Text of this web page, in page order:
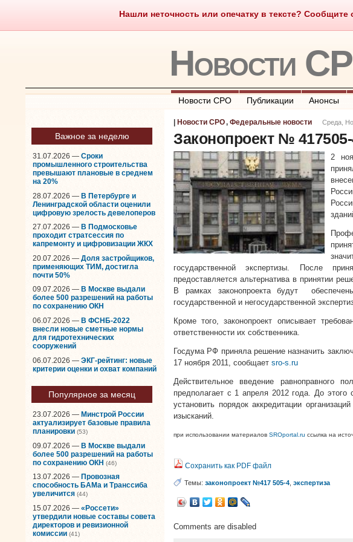
Нашли неточность или опечатку в тексте?
Саморегулирование Что такое СРО О
Новости
Новости СРО Публикации Анонсы
Важное за неделю
31.07.2026 — Сроки
промышленного строительства
превышают плановые в среднем
на 20%
28.07.2026 — В Петербурге и
Ленинградской области оценили
цифровую зрелость девелоперов
27.07.2026 — В Подмосковье
проходит стратсессия по
капремонту и цифровизации ЖКХ
20.07.2026 — Доля застройщиков,
применяющих ТИМ, достигла
почти 50%
09.07.2026 — В Москве выдали
более 500 разрешений на работы
по сохранению ОКН
06.07.2026 — В ФСНБ-2022
внесли новые сметные нормы
для гидротехнических
сооружений
06.07.2026 — ЭКГ-рейтинг: новые
критерии оценки и охват компаний
Популярное за месяц
23.07.2026 — Минстрой России
актуализирует базовые правила
планировки (53)
09.07.2026 — В Москве выдали
более 500 разрешений на работы
по сохранению ОКН (46)
13.07.2026 — Провозная
способность БАМа и Транссиба
увеличится (44)
15.07.2026 — «Россети»
утвердили новые составы совета
директоров и ревизионной
комиссии (41)
Новости СРО, Федеральные новости Среда,
Законопроект №
2
государственной экспертизы. После
предоставляется альтернатива в принятии
В рамках законопроекта будут
государственной и негосударственной
Кроме того, законопроект описывает
ответственности их собственника.
Госдума РФ приняла решение назначить
17 ноября 2011, сообщает sro-s.ru
Действительное введение равноправного
предполагает с 1 апреля 2012 года. До
установить порядок аккредитации
изысканий.
при использовании материалов SROportal.ru ссылка на
Сохранить как PDF файл
Темы: законопроект №417 505-4 экспертиза
Comments are disabled